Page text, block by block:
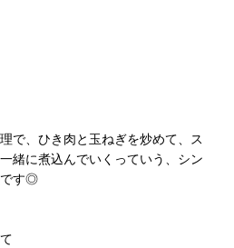
で、ひき肉と玉ねぎを炒めて、ス
緒に煮込んでいくっていう、シン
です◎